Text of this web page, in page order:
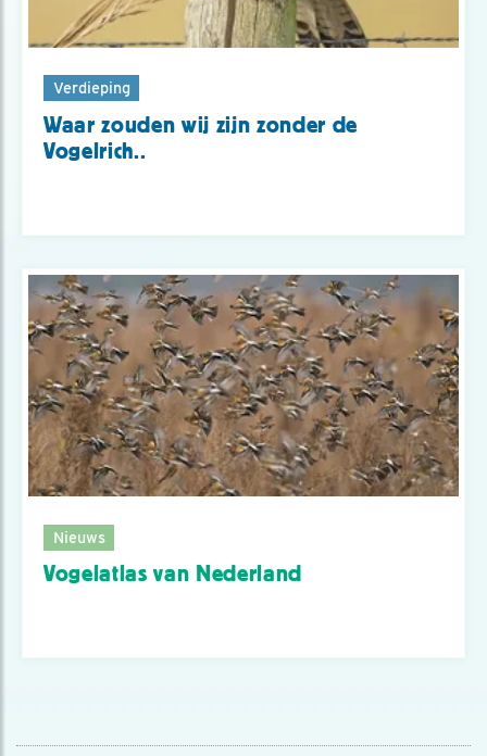
Verdieping
Waar zouden wij zijn zonder de
Vogelrich..
Nieuws
Vogelatlas van Nederland